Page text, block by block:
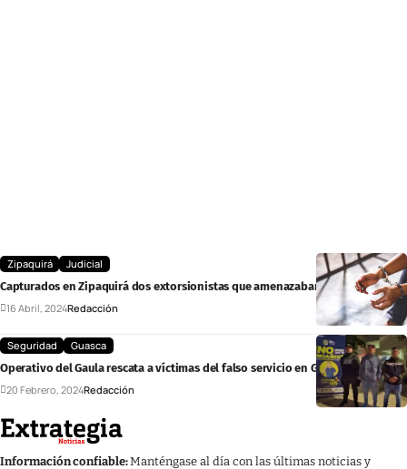
Zipaquirá
Judicial
Capturados en Zipaquirá dos extorsionistas que amenazaban a comerciantes
16 Abril, 2024Redacción
Seguridad
Guasca
Operativo del Gaula rescata a víctimas del falso servicio en Guasca
20 Febrero, 2024Redacción
Información confiable:Manténgase al día con las últimas noticias y